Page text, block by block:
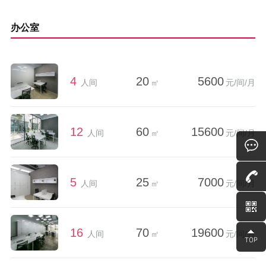
办公室
4 人间 20 ㎡ 5600 元/间/月
12 人间 60 ㎡ 15600 元/间/月
5 人间 25 ㎡ 7000 元/间/月
16 人间 70 ㎡ 19600 元/间/月